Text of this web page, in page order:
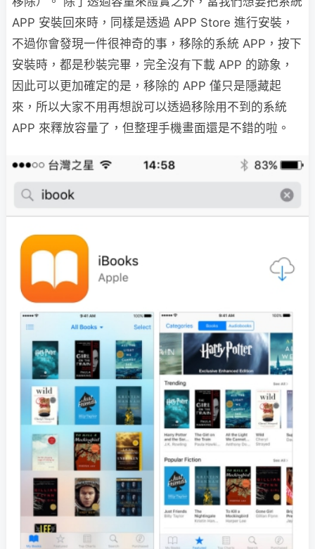
APP 安裝回來時，同樣是透過 APP Store 進行安裝，
不過你會發現一件很神奇的事，移除的系統 APP，按下
安裝時，都是秒裝完畢，完全沒有下載 APP 的跡象，
因此可以更加確定的是，移除的 APP 僅只是隱藏起
來，所以大家不用再想說可以透過移除用不到的系統
APP 來釋放容量了，但整理手機畫面還是不錯的啦。